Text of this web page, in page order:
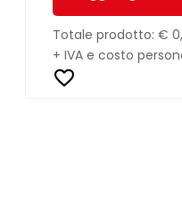
Totale prodotto: €
+ IVA e costo